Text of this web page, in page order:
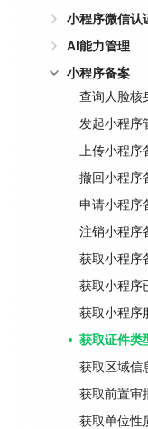
小程序微信认
AI能力管理
小程序备案
查询人脸核
发起小程序
上传小程
撤回小程序
申请小程序
注销小程序
获取小程序
获取小程序
获取小程序
获取证件类
获取区域信
获取前置审
获取单位性